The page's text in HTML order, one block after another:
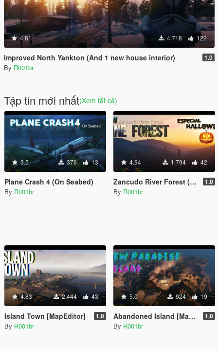
4.81 4.718 122
Improved North Yankton (And 1 new house interior) 1.0
By R001br
Tập tin mới nhất(Xem tất cả)
3.5 379 13
Plane Crash 4 (On Seabed)
By R001br
4.94 1.794 42
Zancudo River Forest (Especial: Halloween) 1.0
By R001br
4.83 2.444 43
Island Town [MapEditor] 1.0
By R001br
5.0 924 19
Abandoned Island [Map Editor] 1.0
By R001br